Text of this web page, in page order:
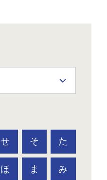
せ そ た
ほ ま み